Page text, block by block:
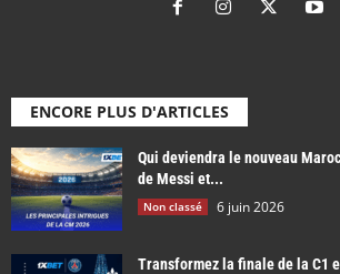
ENCORE PLUS D'ARTICLES
Qui deviendra le nouveau
de Messi et...
Non classé 6 juin 2026
Transformez la finale de la C1